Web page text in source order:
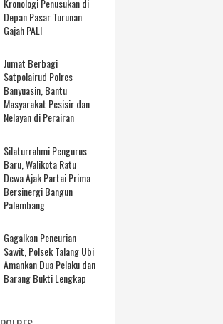
Kronologi Penusukan di
Depan Pasar Turunan
Gajah PALI
Jumat Berbagi
Satpolairud Polres
Banyuasin, Bantu
Masyarakat Pesisir dan
Nelayan di Perairan
Silaturrahmi Pengurus
Baru, Walikota Ratu
Dewa Ajak Partai Prima
Bersinergi Bangun
Palembang
Gagalkan Pencurian
Sawit, Polsek Talang Ubi
Amankan Dua Pelaku dan
Barang Bukti Lengkap